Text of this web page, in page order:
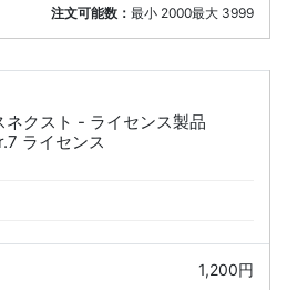
注文可能数： 最小 2000最大 3999
ネクスト - ライセンス製品
ライセンス
1,200円